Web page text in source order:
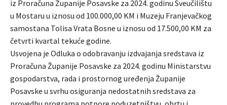
iz Proračuna Županije Posavske za 2024. godinu Sveučilištu
u Mostaru u iznosu od 100.000,00 KM i Muzeju Franjevačkog
samostana Tolisa Vrata Bosne u iznosu od 17.500,00 KM za
četvrti kvartal tekuće godine.
Usvojena je Odluka o odobravanju izdvajanja sredstava iz
Proračuna Županije Posavske za 2024. godinu Ministarstvu
gospodarstva, rada i prostornog uređenja Županije
Posavske u svrhu osiguranja nedostatnih sredstava za